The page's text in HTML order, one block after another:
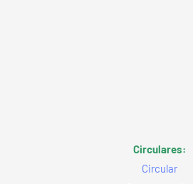
Circulares:
Circular